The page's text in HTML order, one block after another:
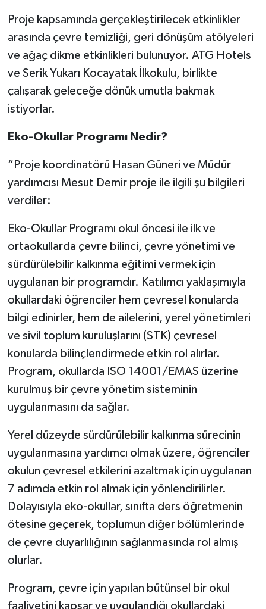
Proje kapsamında gerçekleştirilecek etkinlikler
arasında çevre temizliği, geri dönüşüm atölyeleri
ve ağaç dikme etkinlikleri bulunuyor. ATG Hotels
ve Serik Yukarı Kocayatak İlkokulu, birlikte
çalışarak geleceğe dönük umutla bakmak
istiyorlar.
Eko-Okullar Programı Nedir?
“Proje koordinatörü Hasan Güneri ve Müdür
yardımcısı Mesut Demir proje ile ilgili şu bilgileri
verdiler:
Eko-Okullar Programı okul öncesi ile ilk ve
ortaokullarda çevre bilinci, çevre yönetimi ve
sürdürülebilir kalkınma eğitimi vermek için
uygulanan bir programdır. Katılımcı yaklaşımıyla
okullardaki öğrenciler hem çevresel konularda
bilgi edinirler, hem de ailelerini, yerel yönetimleri
ve sivil toplum kuruluşlarını (STK) çevresel
konularda bilinçlendirmede etkin rol alırlar.
Program, okullarda ISO 14001/EMAS üzerine
kurulmuş bir çevre yönetim sisteminin
uygulanmasını da sağlar.
Yerel düzeyde sürdürülebilir kalkınma sürecinin
uygulanmasına yardımcı olmak üzere, öğrenciler
okulun çevresel etkilerini azaltmak için uygulanan
7 adımda etkin rol almak için yönlendirilirler.
Dolayısıyla eko-okullar, sınıfta ders öğretmenin
ötesine geçerek, toplumun diğer bölümlerinde
de çevre duyarlılığının sağlanmasında rol almış
olurlar.
Program, çevre için yapılan bütünsel bir okul
faaliyetini kapsar ve uygulandığı okullardaki